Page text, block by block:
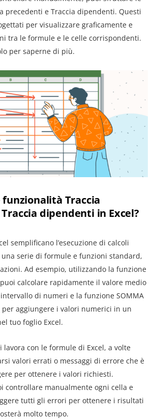
precedenti e Traccia dipendenti. Questi
per visualizzare graficamente e
tra le formule e le celle corrispondenti.
per saperne di più.
funzionalità Traccia
dipendenti in Excel?
semplificano l’esecuzione di calcoli
una serie di formule e funzioni standard,
Ad esempio, utilizzando la funzione
puoi calcolare rapidamente il valore medio
di numeri e la funzione SOMMA
per aggiungere i valori numerici in un
tuo foglio Excel.
lavora con le formule di Excel, a volte
valori errati o messaggi di errore che è
per ottenere i valori richiesti.
controllare manualmente ogni cella e
tutti gli errori per ottenere i risultati
molto tempo.